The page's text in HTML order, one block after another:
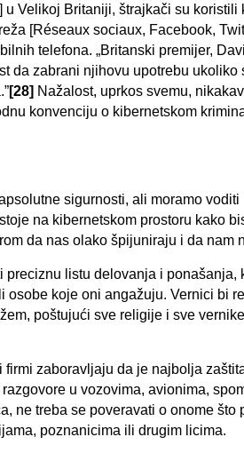
u Velikoj Britaniji, štrajkači su koristili
[Réseaux sociaux, Facebook,
telefona. „Britanski premijer,
da zabrani njihovu upotrebu ukoliko
[28] Nažalost, uprkos svemu,
konvenciju o kibernetskom
sigurnosti, ali moramo voditi
na kibernetskom prostoru kako
da nas olako špijuniraju i da nam
preciznu listu delovanja i ponašanja,
osobe koje oni angažuju. Vernici bi
poštujući sve religije i sve
zaboravljaju da je najbolja
u vozovima, avionima,
ne treba se poveravati o onome što
poznanicima ili drugim licima.